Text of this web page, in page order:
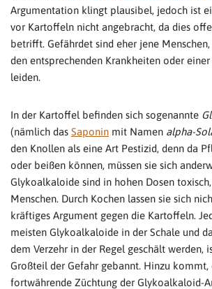
Argumentation klingt plausibel, jedoch ist
vor Kartoffeln nicht angebracht, da dies
betrifft. Gefährdet sind eher jene
den entsprechenden Krankheiten oder
leiden.
In der Kartoffel befinden sich sogenannte
(nämlich das Saponin mit Namen alpha-
den Knollen als eine Art Pestizid, denn da
oder beißen können, müssen sie sich
Glykoalkaloide sind in hohen Dosen
Menschen. Durch Kochen lassen sie sich
kräftiges Argument gegen die Kartoffeln.
meisten Glykoalkaloide in der Schale und
dem Verzehr in der Regel geschält werden,
Großteil der Gefahr gebannt. Hinzu kommt,
fortwährende Züchtung der Glykoalkaloid-